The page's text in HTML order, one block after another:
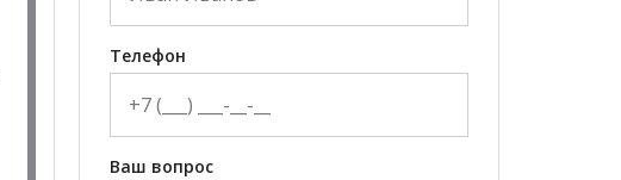
Телефон
Ваш вопрос